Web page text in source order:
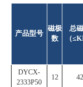
产品型号
磁极
数
总
（
DYCX-
2333P50
12 42